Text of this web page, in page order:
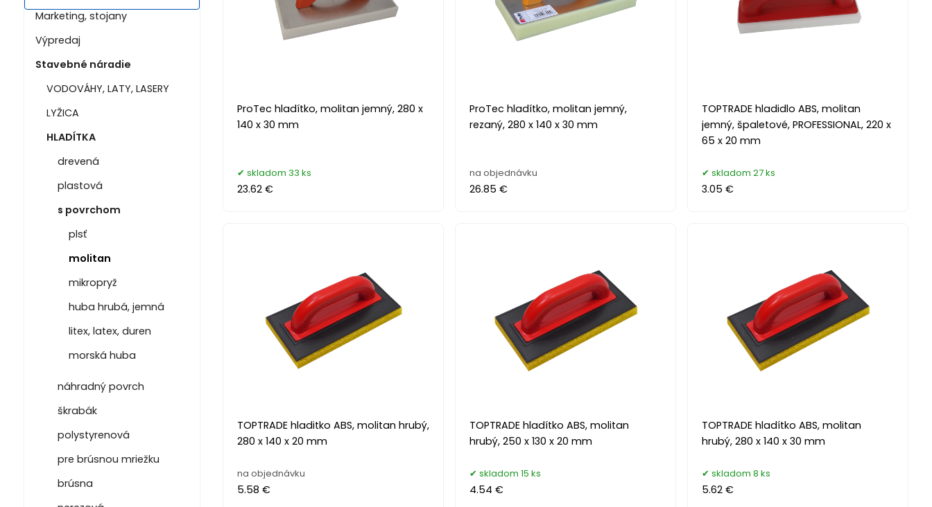
Marketing, stojany
Výpredaj
Stavebné náradie
VODOVÁHY, LATY, LASERY
LYŽICA
HLADÍTKA
drevená
plastová
s povrchom
plsť
molitan
mikropryž
huba hrubá, jemná
litex, latex, duren
morská huba
náhradný povrch
škrabák
polystyrenová
pre brúsnou mriežku
brúsna
ProTec hladítko, molitan jemný, 280 x
140 x 30 mm
skladom 33 ks
23.62 €
ProTec hladítko, molitan jemný,
rezaný, 280 x 140 x 30 mm
na objednávku
26.85 €
TOPTRADE hladidlo ABS, molitan
jemný, špaletové, PROFESSIONAL, 220 x
65 x 20 mm
skladom 27 ks
3.05 €
TOPTRADE hladitko ABS, molitan hrubý,
280 x 140 x 20 mm
na objednávku
5.58 €
TOPTRADE hladítko ABS, molitan
hrubý, 250 x 130 x 20 mm
skladom 15 ks
4.54 €
TOPTRADE hladítko ABS, molitan
hrubý, 280 x 140 x 30 mm
skladom 8 ks
5.62 €